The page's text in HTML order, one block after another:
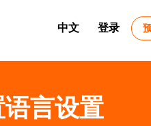
中文 登录
言设置